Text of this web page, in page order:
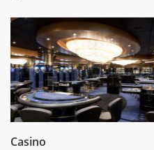
Casino